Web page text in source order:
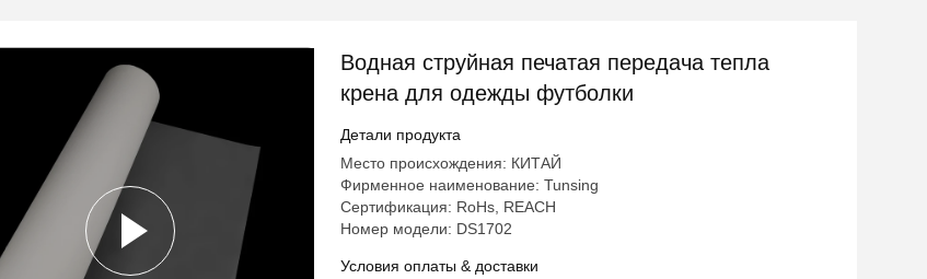
Водная струйная печатая передача тепла
крена для одежды футболки
Детали продукта
Место происхождения: КИТАЙ
Фирменное наименование: Tunsing
Сертификация: RoHs, REACH
Номер модели: DS1702
Условия оплаты & доставки